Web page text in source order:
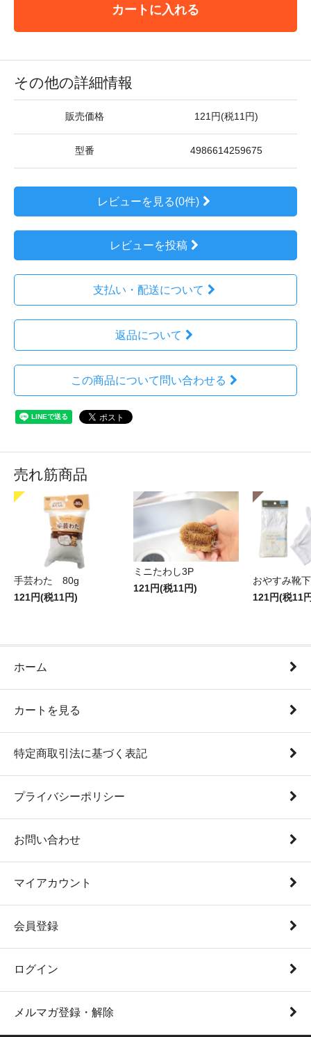
カートに入れる
その他の詳細情報
販売価格 121円(税11円)
型番 4986614259675
レビューを見る(0件)
レビューを投稿
支払い・配送について
返品について
この商品について問い合わせる
売れ筋商品
手芸わた 80g
121円(税11円)
ミニたわし3P
121円(税11円)
おやすみ靴下
121円(税11
ホーム
カートを見る
特定商取引法に基づく表記
プライバシーポリシー
お問い合わせ
マイアカウント
会員登録
ログイン
メルマガ登録・解除